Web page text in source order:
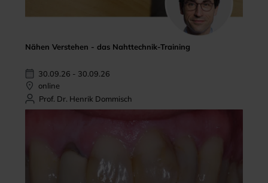
Nähen Verstehen - das Nahttechnik-Training
30.09.26 - 30.09.26
online
Prof. Dr. Henrik Dommisch